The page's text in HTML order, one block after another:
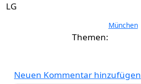
LG
München
Neuen Kommentar hinzufügen